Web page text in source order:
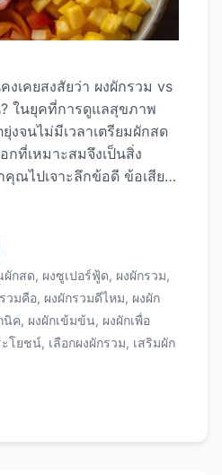
เคยสงสัยว่า ผงผักรวม vs
ในยุคที่การดูแลสุขภาพ
งจนไม่มีเวลาเตรียมผักสด
กที่เหมาะสมจึงเป็นสิ่ง
ณไปเจาะลึกข้อดี ข้อเสีย
ผลไม้หลากหลายชนิดที่
ก (Dehydration) หรือ
แข็ง (Freeze-drying) จาก
ด เพื่อรักษาสารอาหารให้
มีคุณภาพมักจะประกอบ
าผงผักรวมคุณภาพดี
ป็นอีกหนึ่งตัวเลือกที่น่า
ารธรรมชาติที่ร่างกายดูด
กสด, ผงซูเปอร์ฟู้ด, ผงผักรวม,
วมคือ, ผงผักรวมดีไหม, ผงผัก
นิค, ผงผักเข้มข้น, ผงผักเพื่อ
โยชน์, เลือกผงผักรวม, เสริมผัก